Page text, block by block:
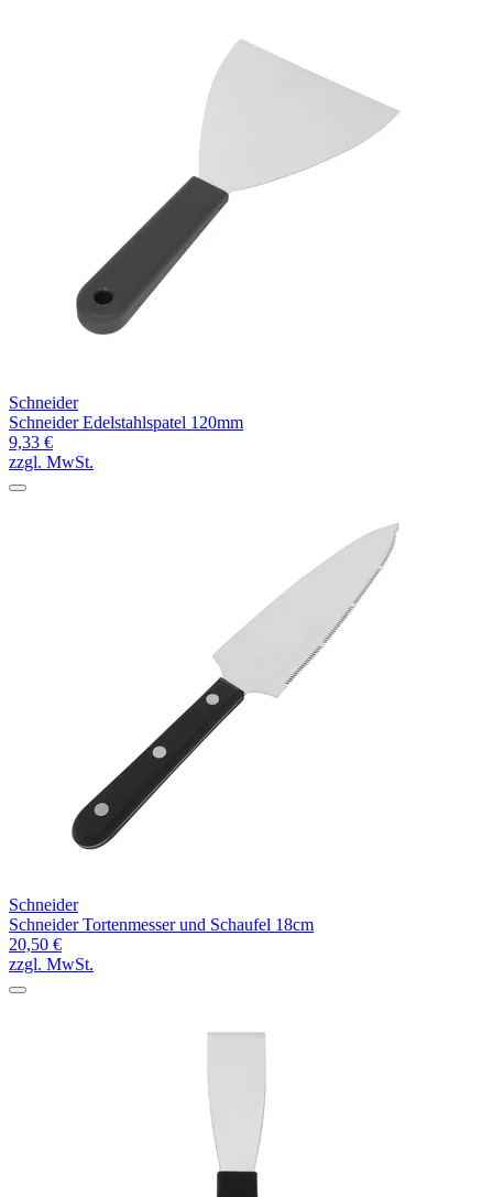
Schneider
Schneider Edelstahlspatel 120mm
9,33 €
zzgl. MwSt.
Schneider
Schneider Tortenmesser und Schaufel 18cm
20,50 €
zzgl. MwSt.